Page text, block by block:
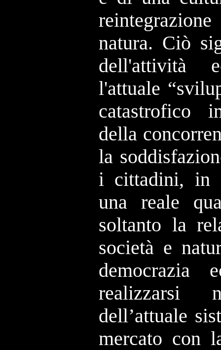
natura. Ciò
dell'attività
l'attuale
catastrofico
della
la
i cittadini, in
una reale
soltanto la
società e
democrazia
realizzarsi
dell’attuale
mercato con